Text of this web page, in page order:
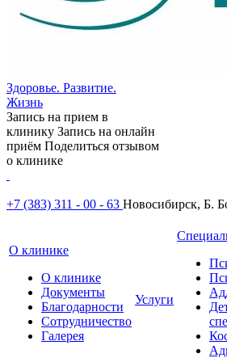
Здоровье. Развитие.
Жизнь
Запись на прием в
клинику Запись на онлайн
приём Поделиться отзывом
о клинике
+7 (383) 311 - 00 - 63 Новосибирск, Б.
О клинике
О клинике
Документы
Благодарности
Сотрудничество
Галерея
Услуги